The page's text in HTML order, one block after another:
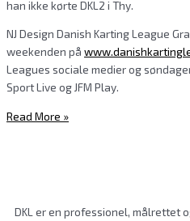
han ikke kørte DKL2 i Thy.
NJ Design Danish Karting League
weekenden på
Leagues sociale medier og
Sport Live og JFM Play.
Read More »
DKL er en professionel, målrettet